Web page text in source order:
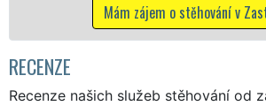
Mám zájem o stěhovací
RECENZE